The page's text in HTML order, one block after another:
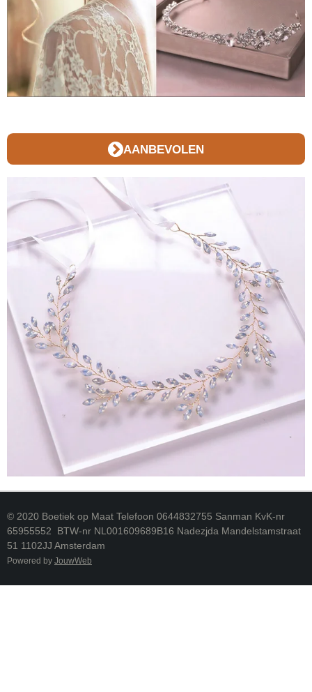
AANBEVOLEN
© 2020 Boetiek op Maat Telefoon 0644832755 Sanman KvK-nr
65955552 BTW-nr NL001609689B16 Nadezjda Mandelstamstraat
51 1102JJ Amsterdam
Powered by JouwWeb